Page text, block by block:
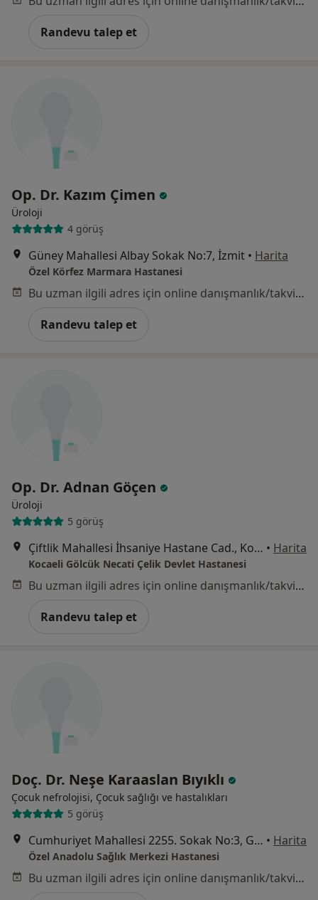
Randevu talep et
Op. Dr. Kazım Çimen
Üroloji
4 görüş
Güney Mahallesi Albay Sokak No:7, İzmit • Harita
Özel Körfez Marmara Hastanesi
Bu uzman ilgili adres için online danışmanlık/takvim sunmuyor.
Randevu talep et
Op. Dr. Adnan Göçen
Üroloji
5 görüş
Çiftlik Mahallesi İhsaniye Hastane Cad., Kocaeli • Harita
Kocaeli Gölcük Necati Çelik Devlet Hastanesi
Bu uzman ilgili adres için online danışmanlık/takvim sunmuyor.
Randevu talep et
Doç. Dr. Neşe Karaaslan Bıyıklı
Çocuk nefrolojisi, Çocuk sağlığı ve hastalıkları
5 görüş
Cumhuriyet Mahallesi 2255. Sokak No:3, Gebze • Harita
Özel Anadolu Sağlık Merkezi Hastanesi
Bu uzman ilgili adres için online danışmanlık/takvim sunmuyor.